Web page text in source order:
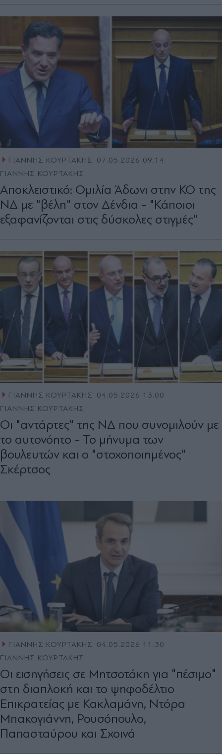
ΓΙΑΝΝΗΣ ΚΟΥΡΤΑΚΗΣ
07.05.2026 09:14
ΓΙΑΝΝΗΣ ΚΟΥΡΤΑΚΗΣ
Αποκλειστικό: Ομιλία Άδωνι στην ΚΟ της
ΝΔ με "βέλη" στον Δένδια - "Κάποιοι
εξαφανίζονται στις δύσκολες στιγμές"
ΓΙΑΝΝΗΣ ΚΟΥΡΤΑΚΗΣ
04.05.2026 13:00
ΓΙΑΝΝΗΣ ΚΟΥΡΤΑΚΗΣ
Οι "αντάρτες" της Ν∆ που συνοµιλούν µε
το αυτονόητο - Το μήνυμα των
βουλευτών και ο "στοχοποιημένος"
Σκέρτσος
ΓΙΑΝΝΗΣ ΚΟΥΡΤΑΚΗΣ
04.05.2026 11:30
ΓΙΑΝΝΗΣ ΚΟΥΡΤΑΚΗΣ
Oι εισηγήσεις σε Μητσοτάκη για "πέσιµο"
στη διαπλοκή και το ψηφοδέλτιο
Επικρατείας με Κακλαμάνη, Ντόρα
Μπακογιάννη, Ρουσόπουλο,
Παπασταύρου και Σχοινά